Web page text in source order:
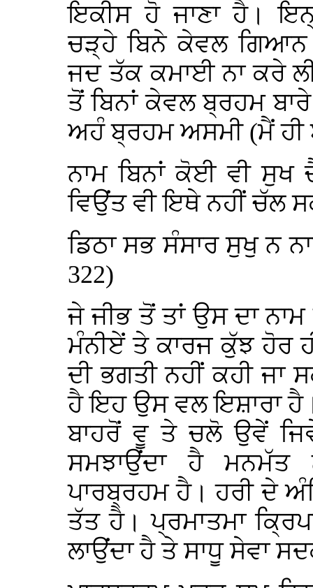
ਇਕੀਸ ਹੋ ਜਾਣਾ ਹੈ।
ਚੜ੍ਹੇ ਬਿਨੇ ਕੇਵਲ ਗਿਆਨ
ਜਦ ਤੱਕ ਕਮਾਈ ਨਾ ਕਰੇ
ਤੋਂ ਬਿਨਾਂ ਕੇਵਲ ਬ੍ਰਹਮ
ਅਹੰ ਬ੍ਰਹਮ ਅਸਮੀ (ਮੈਂ ਹੀ
ਨਾਮ ਬਿਨਾਂ ਕੋਈ ਵੀ
ਵਿਉਂਤ ਵੀ ਇਥੇ ਨਹੀਂ ਚੱਲ
ਡਿਠਾ ਸਭ ਸੰਸਾਰ ਸੁਖੁ ਨ
322)
ਜੇ ਜੀਭ ਤੋਂ ਤਾਂ ਉਸ ਦਾ
ਮੰਨੀਏਂ ਤੇ ਕਾਰਜ ਕੁੱਝ ਹੋਰ
ਦੀ ਭਗਤੀ ਨਹੀਂ ਕਹੀ ਜਾ
ਹੈ ਇਹ ਉਸ ਵਲ ਇਸ਼ਾਰਾ
ਬਾਹਰੋਂ ਵੂ ਤੇ ਚਲੋ ਉਵੇਂ
ਸਮਝਾਉਂਦਾ ਹੈ ਮਨਮੱਤ
ਪਾਰਬ੍ਰਹਮ ਹੈ। ਹਰੀ ਦੇ
ਤੱਤ ਹੈ। ਪ੍ਰਮਾਤਮਾ
ਲਾਉਂਦਾ ਹੈ ਤੇ ਸਾਧੂ ਸੇਵਾ